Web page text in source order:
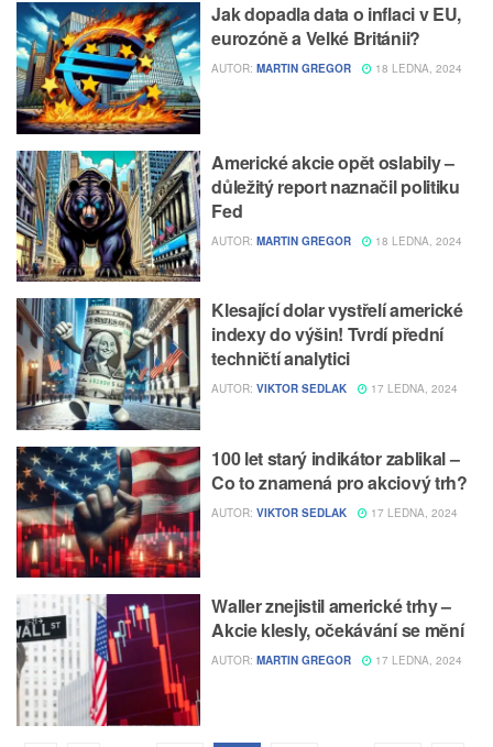
Jak dopadla data o inflaci v EU,
eurozóně a Velké Británii?
AUTOR:MARTIN GREGOR 18 LEDNA, 2024
Americké akcie opět oslabily –
důležitý report naznačil politiku
Fed
AUTOR:MARTIN GREGOR 18 LEDNA, 2024
Klesající dolar vystřelí americké
indexy do výšin! Tvrdí přední
techničtí analytici
AUTOR:VIKTOR SEDLAK 17 LEDNA, 2024
100 let starý indikátor zablikal –
Co to znamená pro akciový trh?
AUTOR:VIKTOR SEDLAK 17 LEDNA, 2024
Waller znejistil americké trhy –
Akcie klesly, očekávání se mění
AUTOR:MARTIN GREGOR 17 LEDNA, 2024